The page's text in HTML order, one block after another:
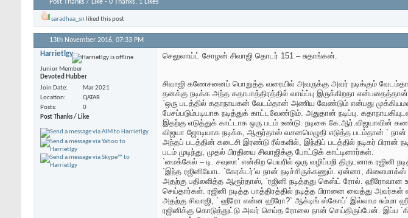
Post Thanks / Like - 0 Thanks, 1 Likes
saradhaa_sn liked this post
13th November 2016, 07:33 PM
Harrietlgy
Junior Member
Devoted Hubber
Join Date
Mar 2021
Location
QATAR
Posts
0
Post Thanks / Like
செலுலாய்ட் சோழன் சிவாஜி தொடர் 151 – சுதாங்கன்.
சிவாஜி கணேசனைப் பொறுத்த வரையில் அவருக்கு அவர் நடிக்கும்
தனக்கு நடிக்க அந்த கதாபாத்திரத்தில் வாய்ப்பு இருக்கிறதா
`ஒரு படத்தில் கதாநாயகன் வேடம்தான் அணிய வேண்டும் என்பது
பேசப்படும்படியாக நடித்துக் காட்டவேண்டும். அதுதான் நடிப்பு.
இதற்கு எடுத்துக் காட்டாக ஒரு படம் உண்டு. நடிகை கே.ஆர்.விஜயாவின்
விஜயா ஜோடியாக நடிக்க, ஆரூர்தாஸ் வசனமெழுதி எடுத்த படம்தான் `
அந்தப் படத்தின் கடைசி இரண்டு ரீல்களில், இந்திப் படத்தில் நடிகர் பிரான்
படம் முடிந்து, முதல் பிரதியை சிவாஜிக்கு போட்டுக் காட்டினார்கள்.
`மைக்கேல் – டி. சவுஸா’ என்கிற பெயரில் ஒரு வழிப்பறி திருடனாக
`இந்த ரஜினியோட `கேரக்டர்’ல நான் நடிச்சிருக்கணும். ஏன்னா,
அதற்கு பதிலளித்த ஆரூர்தாஸ், `ரஜினி நடித்தது கெஸ்ட் ரோல்.
செய்தார்கள். ரஜினி நடித்த பாத்திரத்தில் நடித்த பிரானை வைத்து அவர்கள்
அதற்கு சிவாஜி, ` ஹீரோ என்ன ஹீரோ?` ஆக்டிங் ஸ்கோப்’ இல்லாம சும்மா
ரஜினிக்கு கொடுத்துட்டு அவர் செய்த ரோலை நான் செய்திருப்பேன். இப்ப